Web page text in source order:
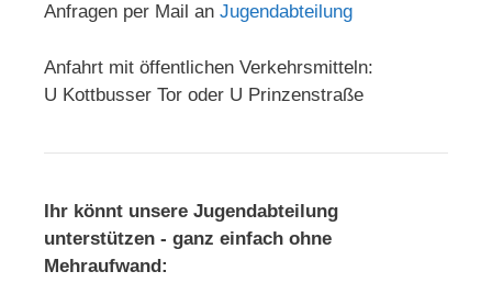
Anfragen per Mail an Jugendabteilung
Anfahrt mit öffentlichen Verkehrsmitteln:
U Kottbusser Tor oder U Prinzenstraße
Ihr könnt unsere Jugendabteilung
unterstützen - ganz einfach ohne
Mehraufwand: